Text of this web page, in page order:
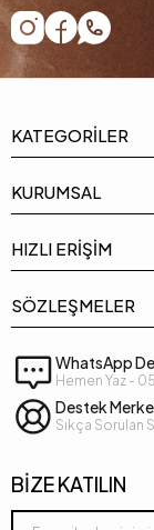
KATEGORİLER
KURUMSAL
HIZLI ERİŞİM
SÖZLEŞMELER
WhatsApp
Hemen Yaz -
Destek
Sıkça Sorulan
BİZE KATILIN